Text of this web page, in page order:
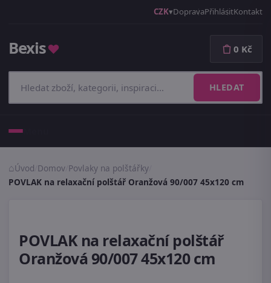
CZK DopravaPřihlásitKontakt
Bexis♥
HLEDAT
0 Kč
Úvod Domov Povlaky na polštářky
POVLAK na relaxační polštář Oranžová 90/007 45x120 cm
POVLAK na relaxační polštář
Oranžová 90/007 45x120 cm